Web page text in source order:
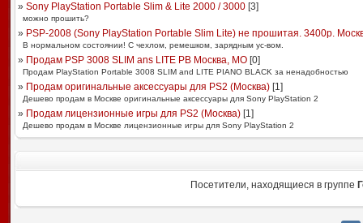
» Sony PlayStation Portable Slim & Lite 2000 / 3000[3]
можно прошить?
» PSP-2008 (Sony PlayStation Portable Slim Lite) не прошитая. 3400р.
В нормальном состоянии! C чехлом, ремешком, зарядным ус-вом.
» Продам PSP 3008 SLIM ans LITE PB Москва, МО[0]
Продам PlayStation Portable 3008 SLIM and LITE PIANO BLACK за ненадобностью
» Продам оригинальные аксессуары для PS2 (Москва)[1]
Дешево продам в Москве оригинальные аксессуары для Sony PlayStation 2
» Продам лицензионные игры для PS2 (Москва)[1]
Дешево продам в Москве лицензионные игры для Sony PlayStation 2
Посетители, находящиеся в группе